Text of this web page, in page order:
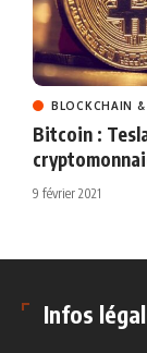
BLOCKCHAIN
Bitcoin :
9 février 2021
Infos